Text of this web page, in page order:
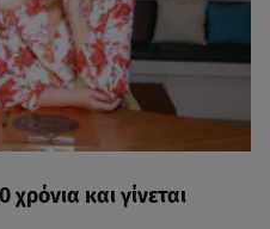
χρόνια και γίνεται